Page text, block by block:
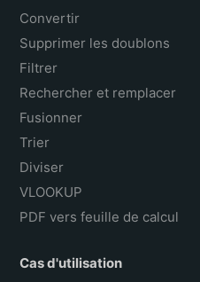
Convertir
Supprimer les doublons
Filtrer
Rechercher et remplacer
Fusionner
Trier
Diviser
VLOOKUP
PDF vers feuille de calcul
Cas d'utilisation